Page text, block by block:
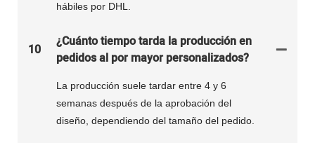
hábiles por DHL.
10
¿Cuánto tiempo tarda la producción en
pedidos al por mayor personalizados?
La producción suele tardar entre 4 y 6
semanas después de la aprobación del
diseño, dependiendo del tamaño del pedido.